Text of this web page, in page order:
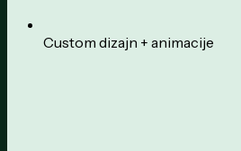
Custom dizajn + animacije